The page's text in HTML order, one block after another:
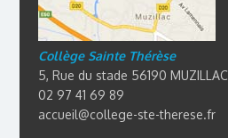
Collège Sainte Thérèse
5, Rue du stade 56190 MUZILLAC
02 97 41 69 89
accueil@college-ste-therese.fr